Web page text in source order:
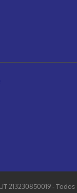
213230850019 - Todos